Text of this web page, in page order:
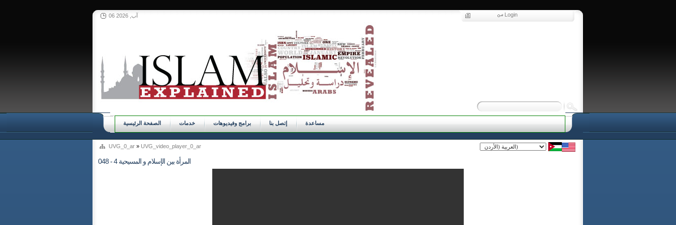
06 آب, 2026 Login
الصفحة الرئيسية خدمات برامج وفيديوهات إتصل بنا مساعدة
UVG_0_ar » UVG_video_player_0_ar
048 - المرأة بين الإسلام و المسيحية 4